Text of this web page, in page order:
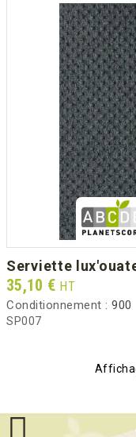
serviette
Prix
35,10 € HT
Conditionnement : 900
SP007